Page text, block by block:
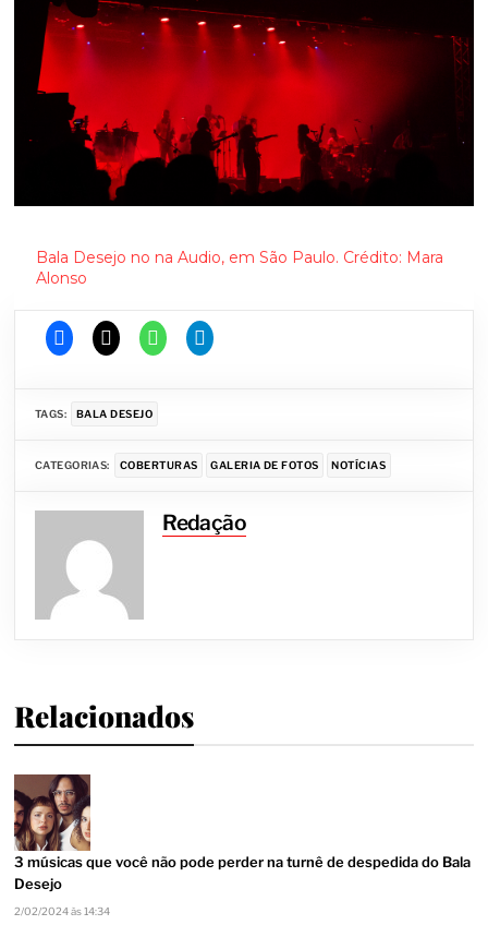
Bala Desejo no na Audio, em São Paulo. Crédito: Mara
Alonso
TAGS: BALA DESEJO
CATEGORIAS: COBERTURAS GALERIA DE FOTOS NOTÍCIAS
Redação
Relacionados
3 músicas que você não pode perder na turnê de despedida do Bala
Desejo
2/02/2024 às 14:34